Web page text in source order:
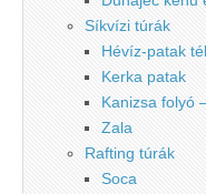
Síkvízi túrák
Hévíz-patak
Kerka patak
Kanizsa folyó
Zala
Rafting túrák
Soca